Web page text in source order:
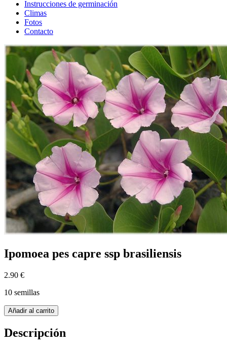
Instrucciones de germinación
Climas
Fotos
Contacto
Ipomoea pes capre ssp brasiliensis
2.90 €
10 semillas
Añadir al carrito
Descripción